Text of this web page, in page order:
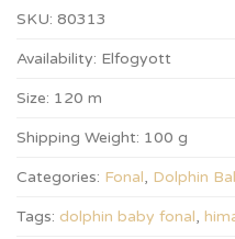
SKU: 80313
Availability: Elfogyott
Size: 120 m
Shipping Weight: 100 g
Categories: Fonal, Dolphin
Tags: dolphin baby fonal,